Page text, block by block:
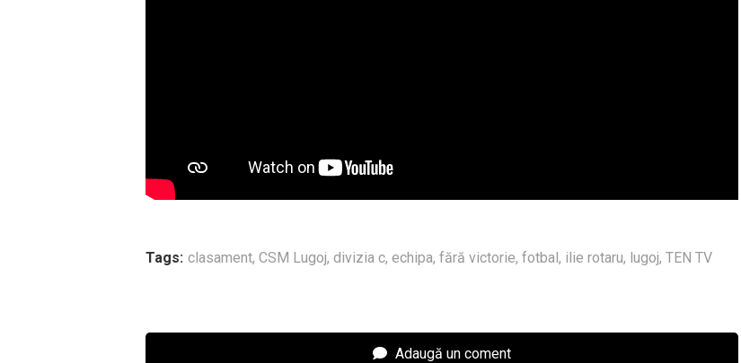
Tags: clasament, CSM Lugoj, divizia c, echipa, fără victorie, fotbal, ilie rotaru, lugoj, TEN TV
Adaugă un coment